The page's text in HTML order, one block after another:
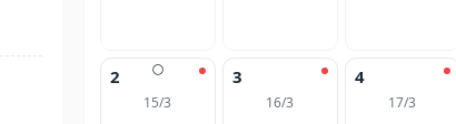
🌕
2
15/3
3
16/3
4
17/3